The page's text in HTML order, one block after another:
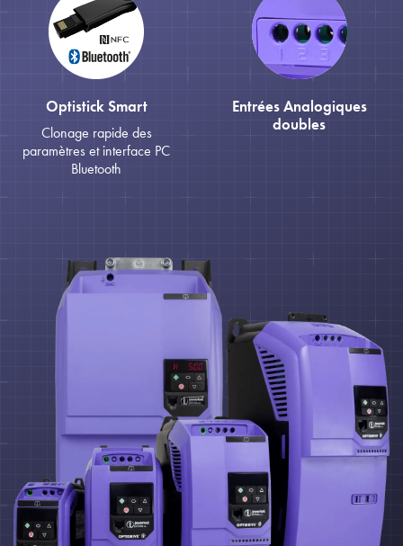
Optistick Smart
Clonage rapide des
paramètres et interface PC
Bluetooth
Entrées Analogiques
doubles